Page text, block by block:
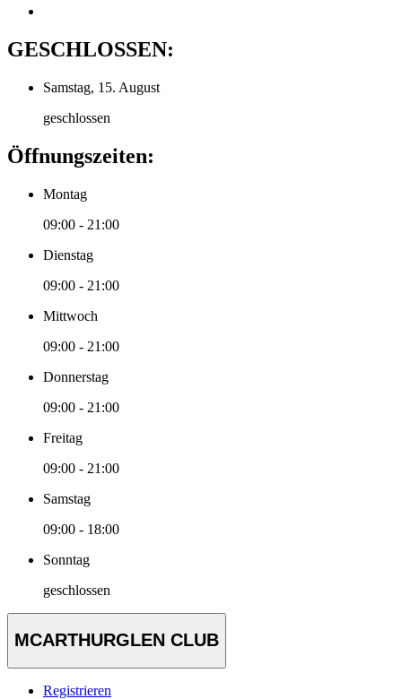
GESCHLOSSEN:
Samstag, 15. August
geschlossen
Öffnungszeiten:
Montag
09:00 - 21:00
Dienstag
09:00 - 21:00
Mittwoch
09:00 - 21:00
Donnerstag
09:00 - 21:00
Freitag
09:00 - 21:00
Samstag
09:00 - 18:00
Sonntag
geschlossen
MCARTHURGLEN CLUB
Registrieren